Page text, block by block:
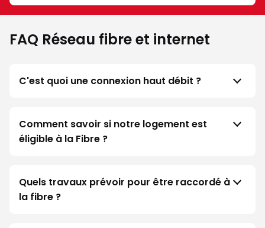
FAQ Réseau fibre et internet
C'est quoi une connexion haut débit ?
Comment savoir si notre logement est
éligible à la Fibre ?
Quels travaux prévoir pour être raccordé à
la fibre ?